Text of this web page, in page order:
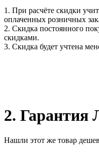
1. При расчёте скидки
оплаченных розничных
2. Скидка постоянного
скидками.
3. Скидка будет учтена
2.
Нашли этот же товар